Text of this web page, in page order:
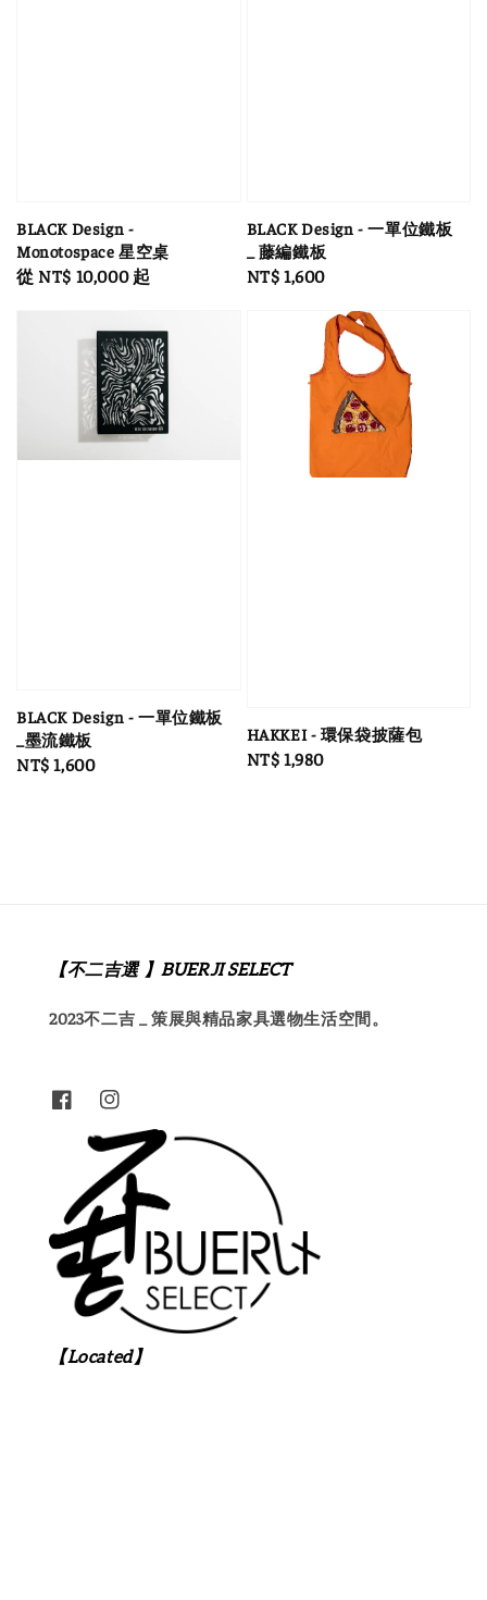
BLACK Design -
Monotospace 星空桌
Regular
從 NT$ 10,000起
BLACK Design - 一單位鐵板
_ 藤編鐵板
Regular
NT$ 1,600
BLACK Design - 一單位鐵板
_墨流鐵板
Regular
NT$ 1,600
HAKKEI - 環保袋披薩包
Regular
NT$ 1,980
【不二吉選 】BUERJI SELECT
2023不二吉 _ 策展與精品家具選物生活空間。
【Located】